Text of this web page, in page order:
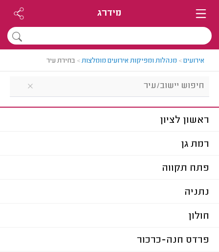
מידרג
אירועים> מנהלות ומפיקות אירועים מומלצות> בחירת עיר
ראשון לציון
רמת גן
פתח תקווה
נתניה
חולון
פרדס חנה-כרכור